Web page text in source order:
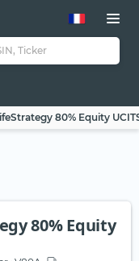
80% Equity
80% Equity